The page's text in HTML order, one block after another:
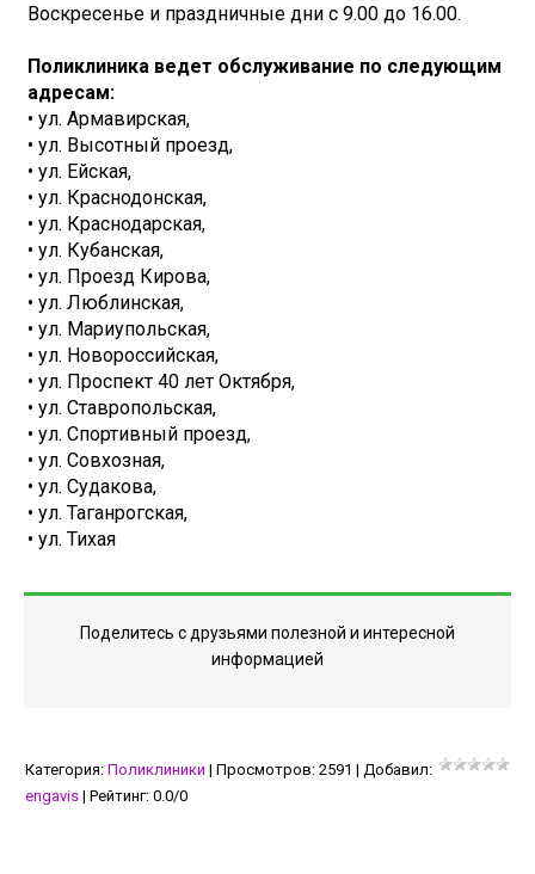
Воскресенье и праздничные дни с 9.00 до 16.00.
Поликлиника ведет обслуживание по следующим
адресам:
• ул. Армавирская,
• ул. Высотный проезд,
• ул. Ейская,
• ул. Краснодонская,
• ул. Краснодарская,
• ул. Кубанская,
• ул. Проезд Кирова,
• ул. Люблинская,
• ул. Мариупольская,
• ул. Новороссийская,
• ул. Проспект 40 лет Октября,
• ул. Ставропольская,
• ул. Спортивный проезд,
• ул. Совхозная,
• ул. Судакова,
• ул. Таганрогская,
• ул. Тихая
Поделитесь с друзьями полезной и интересной
информацией
Категория: Поликлиники | Просмотров: 2591 | Добавил:
engavis | Рейтинг: 0.0/0